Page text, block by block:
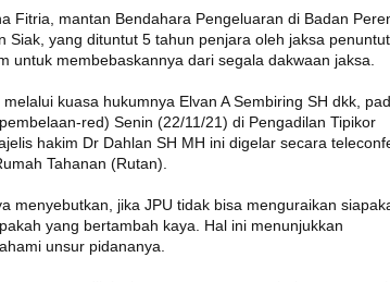
Fitria, mantan Bendahara Pengeluaran di Badan
Siak, yang dituntut 5 tahun penjara oleh jaksa
untuk membebaskannya dari segala dakwaan jaksa.
kuasa hukumnya Elvan A Sembiring SH dkk,
red) Senin (22/11/21) di Pengadilan Tipikor
hakim Dr Dahlan SH MH ini digelar secara
Tahanan (Rutan).
menyebutkan, jika JPU tidak bisa menguraikan
yang bertambah kaya. Hal ini menunjukkan
unsur pidananya.